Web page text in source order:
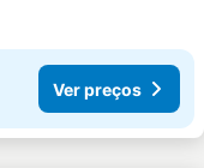
Ver preços